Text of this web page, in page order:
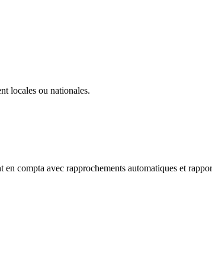
locales ou nationales.
compta avec rapprochements automatiques et